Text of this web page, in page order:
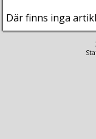
Där finns inga